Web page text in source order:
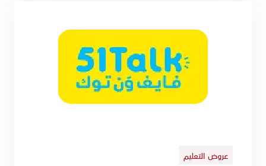
عروض التعليم